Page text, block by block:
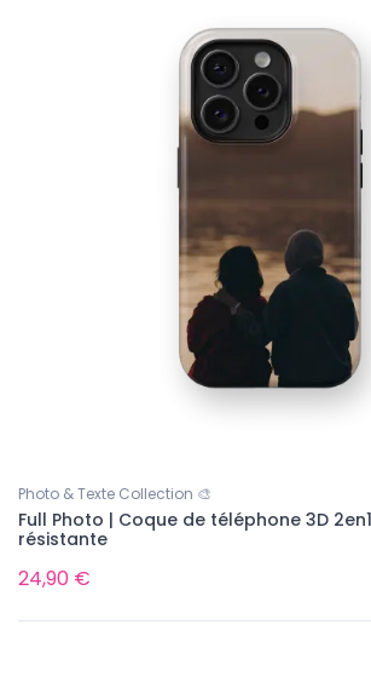
Photo & Texte Collection 🎨
Full Photo | Coque de téléphone 3D
résistante
24,90 €